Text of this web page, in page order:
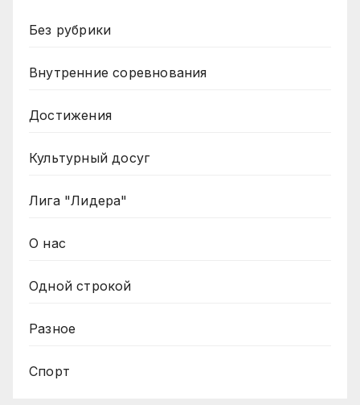
Без рубрики
Внутренние соревнования
Достижения
Культурный досуг
Лига "Лидера"
О нас
Одной строкой
Разное
Спорт